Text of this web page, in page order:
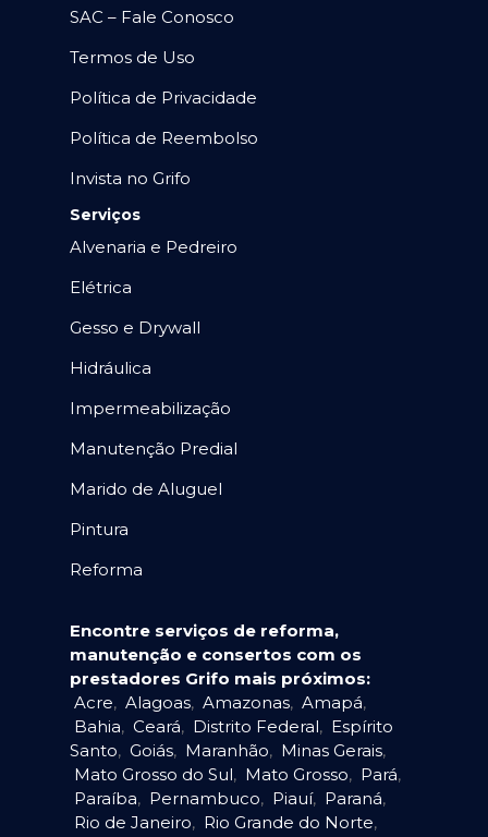
SAC – Fale Conosco
Termos de Uso
Política de Privacidade
Política de Reembolso
Invista no Grifo
Serviços
Alvenaria e Pedreiro
Elétrica
Gesso e Drywall
Hidráulica
Impermeabilização
Manutenção Predial
Marido de Aluguel
Pintura
Reforma
Encontre serviços de reforma,
manutenção e consertos com os
prestadores Grifo mais próximos:
Acre, Alagoas, Amazonas, Amapá,
Bahia, Ceará, Distrito Federal, Espírito
Santo, Goiás, Maranhão, Minas Gerais,
Mato Grosso do Sul, Mato Grosso, Pará,
Paraíba, Pernambuco, Piauí, Paraná,
Rio de Janeiro, Rio Grande do Norte,